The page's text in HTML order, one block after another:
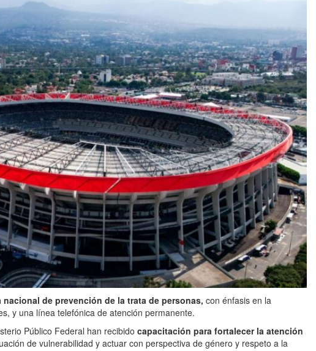
nacional de prevención de la trata de personas, con énfasis en la
y una línea telefónica de atención permanente.
Público Federal han recibido capacitación para fortalecer la atención
de vulnerabilidad y actuar con perspectiva de género y respeto a la